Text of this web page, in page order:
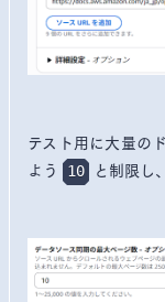
テスト用に大量の
よう
10 と制限し